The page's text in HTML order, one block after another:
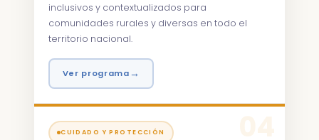
inclusivos y contextualizados para
comunidades rurales y diversas en todo el
territorio nacional.
Ver programa→
CUIDADO Y PROTECCIÓN